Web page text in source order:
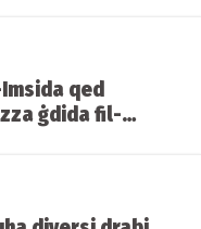
qed
ġdida fil-